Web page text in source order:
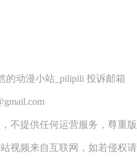
的动漫小站_pilipili 投诉邮箱
不提供任何运营服务，尊重版
视频来自互联网，如若侵权请